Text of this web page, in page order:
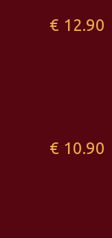
€ 12.90
€ 10.90